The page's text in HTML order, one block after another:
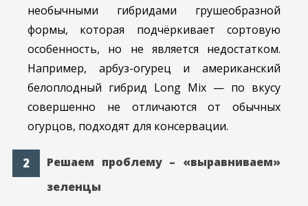
необычными гибридами грушеобразной
формы, которая подчёркивает сортовую
особенность, но не является недостатком.
Например, арбуз-огурец и американский
белоплодный гибрид Long Mix — по вкусу
совершенно не отличаются от обычных
огурцов, подходят для консервации.
Решаем проблему – «выравниваем»
зеленцы